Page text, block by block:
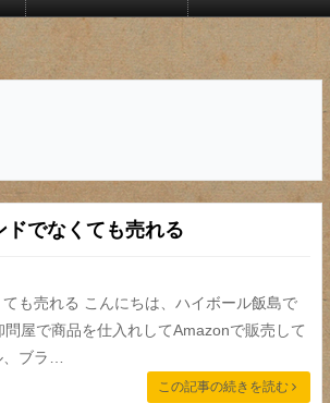
でなくても売れる
も売れる こんにちは、ハイボール飯島で
屋で商品を仕入れしてAmazonで販売して
ブラ…
この記事の続きを読む